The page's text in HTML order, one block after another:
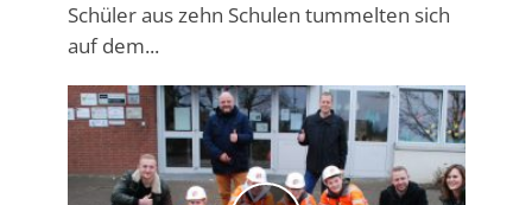
Schüler aus zehn Schulen tummelten sich
auf dem...